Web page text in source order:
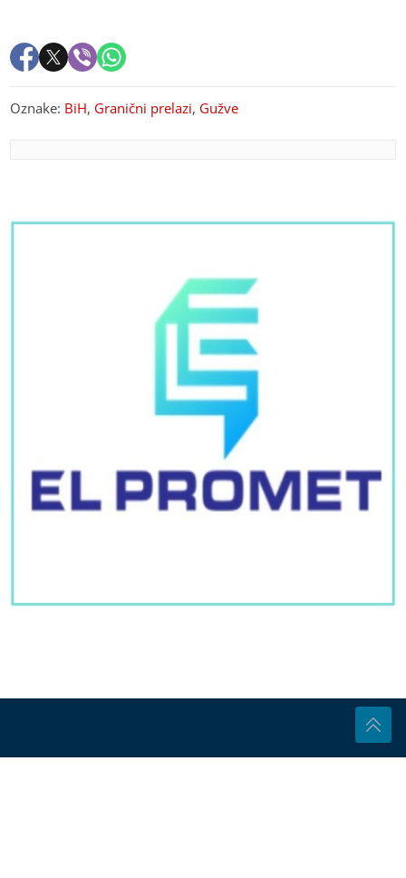
Oznake: BiH, Granični prelazi, Gužve
Savršen napitak za vrele dane: Sok od lubenice
skriva brojne zdravstvene prednosti
Vršnjačko nasilje u Mrkonjić Gradu:
Protiv pet maloljetnika podnesen
izvještaj tužilaštvu